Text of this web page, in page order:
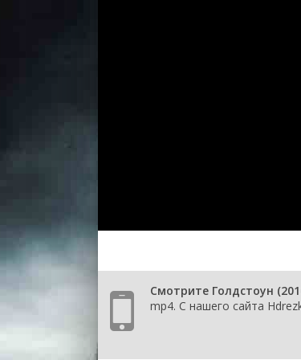
Смотрите Голдстоун
mp4. С нашего сайта